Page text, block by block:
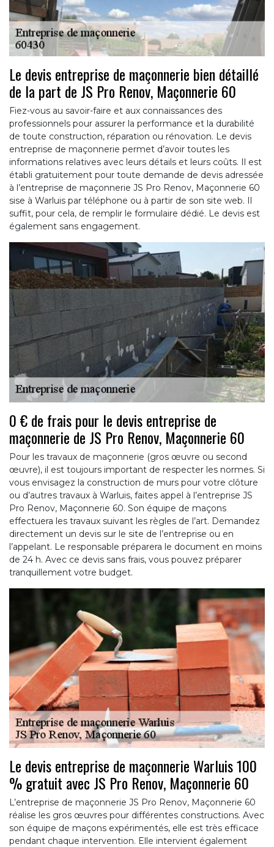
Le devis entreprise de maçonnerie bien détaillé
de la part de JS Pro Renov, Maçonnerie 60
Fiez-vous au savoir-faire et aux connaissances des
professionnels pour assurer la performance et la durabilité
de toute construction, réparation ou rénovation. Le devis
entreprise de maçonnerie permet d’avoir toutes les
informations relatives avec leurs détails et leurs coûts. Il est
établi gratuitement pour toute demande de devis adressée
à l’entreprise de maçonnerie JS Pro Renov, Maçonnerie 60
sise à Warluis par téléphone ou à partir de son site web. Il
suffit, pour cela, de remplir le formulaire dédié. Le devis est
également sans engagement.
0 € de frais pour le devis entreprise de
maçonnerie de JS Pro Renov, Maçonnerie 60
Pour les travaux de maçonnerie (gros œuvre ou second
œuvre), il est toujours important de respecter les normes. Si
vous envisagez la construction de murs pour votre clôture
ou d’autres travaux à Warluis, faites appel à l’entreprise JS
Pro Renov, Maçonnerie 60. Son équipe de maçons
effectuera les travaux suivant les règles de l’art. Demandez
directement un devis sur le site de l’entreprise ou en
l’appelant. Le responsable préparera le document en moins
de 24 h. Avec ce devis sans frais, vous pouvez préparer
tranquillement votre budget.
Le devis entreprise de maçonnerie Warluis 100
% gratuit avec JS Pro Renov, Maçonnerie 60
L’entreprise de maçonnerie JS Pro Renov, Maçonnerie 60
réalise les gros œuvres pour différentes constructions. Avec
son équipe de maçons expérimentés, elle est très efficace
pendant chaque intervention. Elle intervient également